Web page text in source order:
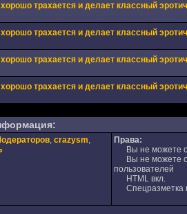
хорошо трахается и делает классный
хорошо трахается и делает классный
хорошо трахается и делает классный
хорошо трахается и делает классный
, crazysm,
Права:
Вы не можете
Вы не можете
пользователей
HTML вкл.
Спецразметка